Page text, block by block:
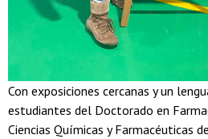
Con exposiciones cercanas y un
estudiantes del Doctorado en
Ciencias Químicas y Farmacéuticas